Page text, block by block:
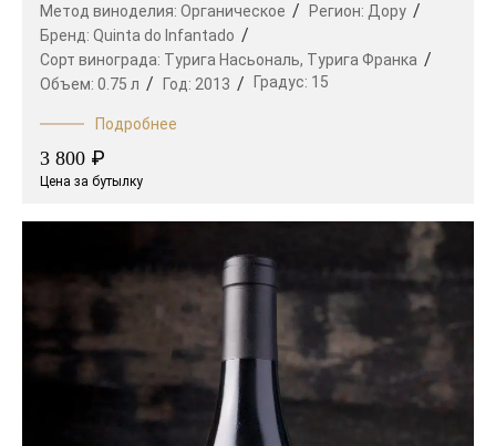
Метод виноделия: Органическое Регион: Дору
Бренд: Quinta do Infantado
Сорт винограда: Турига Насьональ, Турига Франка
Объем: 0.75 л Год: 2013 Градус: 15
Подробнее
3 800 ₽
Цена за бутылку